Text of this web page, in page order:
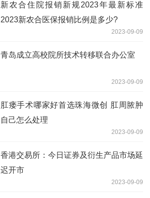
新农合住院报销新规2023年最新标准
2023新农合医保报销比例是多少?
2023-09-09
青岛成立高校院所技术转移联合办公室
2023-09-09
肛瘘手术哪家好首选珠海微创 肛周脓肿
自己怎么处理
2023-09-09
香港交易所：今日证券及衍生产品市场延
迟开市
2023-09-09